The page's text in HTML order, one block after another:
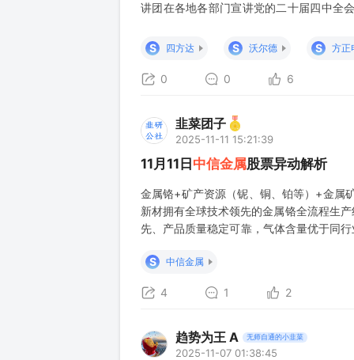
讲团在各地各部门宣讲党的二十届四中全
多措并举促进民间投资发展； 9.全国秋冬
S 四方达 S 沃尔德 S 方正
0 0 6
韭菜团子
2025-11-11 15:21:39
11月11日 中信金属股票异动解析
金属铬+矿产资源（铌、铜、铂等）+金属
新材拥有全球技术领先的金属铬全流程生
先、产品质量稳定可靠，气体含量优于同
族多金属矿）、秘鲁邦巴斯铜矿（铜矿）等
S 中信金属
4 1 2
趋势为王 A 无师自通的小韭菜
2025-11-07 01:38:45